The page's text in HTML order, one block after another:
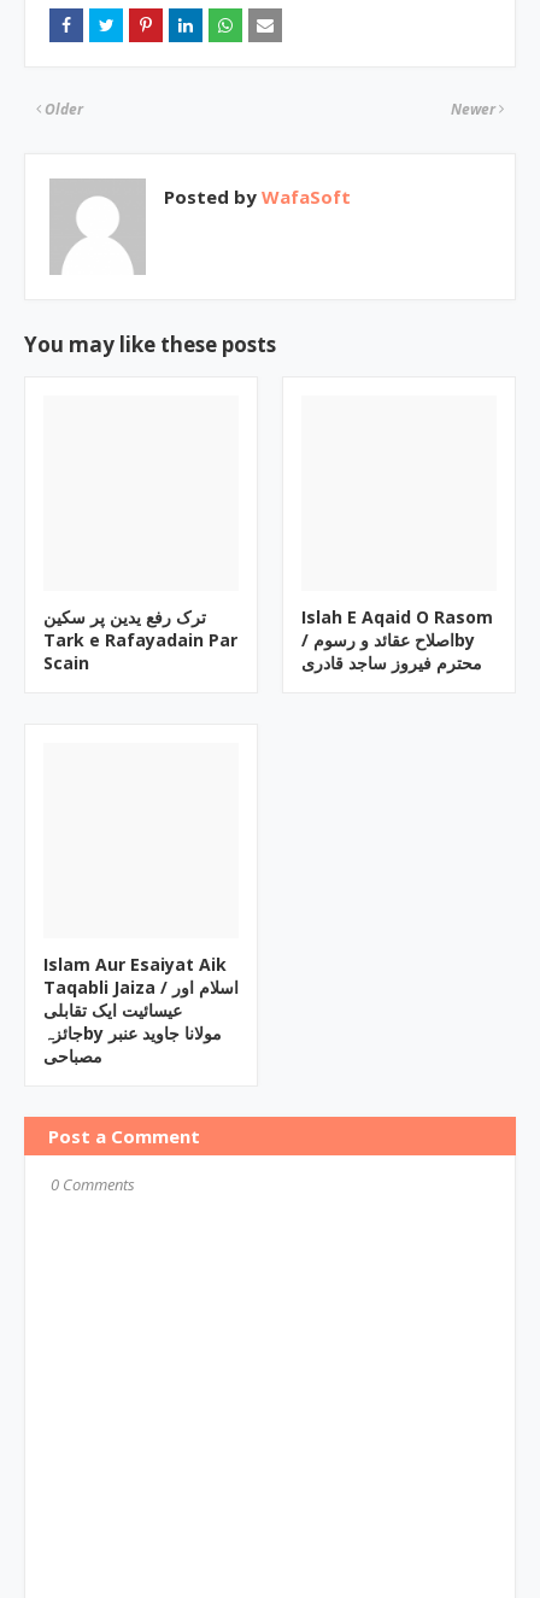
Newer
Older
Posted by WafaSoft
You may like these posts
ترک رفع یدین پر سکین
Tark e Rafayadain Par
Scain
Islah E Aqaid O Rasom
/ اصلاح عقائد و رسومby
محترم فیروز ساجد قادری
Islam Aur Esaiyat Aik
Taqabli Jaiza / اسلام اور
عیسائیت ایک تقابلی
جائزہby مولانا جاوید عنبر
مصباحی
Post a Comment
0 Comments